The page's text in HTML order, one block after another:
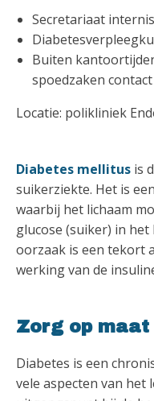
Secretariaat
Buiten
spoedzaken
Locatie: polikliniek
Diabetes mellitus is
suikerziekte. Het is
waarbij het lichaam
glucose (suiker) in het
oorzaak is een tekort
werking van de
Zorg op maat
Diabetes is een
vele aspecten van het